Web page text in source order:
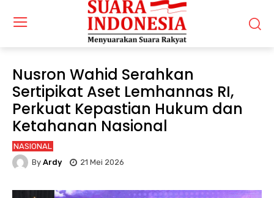
Nusron Wahid Serahkan
Sertipikat Aset Lemhannas RI,
Perkuat Kepastian Hukum dan
Ketahanan Nasional
NASIONAL
By Ardy 21 Mei 2026